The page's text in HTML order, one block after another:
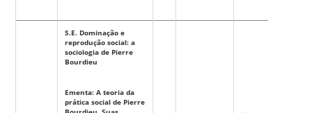
S.E. Dominação e
reprodução social: a
sociologia de Pierre
Bourdieu
Ementa: A teoria da
prática social de Pierre